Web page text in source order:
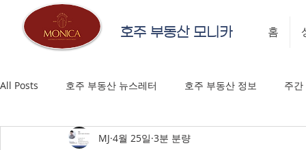
호주 부동산 모니카 홈
All Posts 호주 부동산 뉴스레터 호주 부동산 정보 주
MJ 4월 25일 3분 분량